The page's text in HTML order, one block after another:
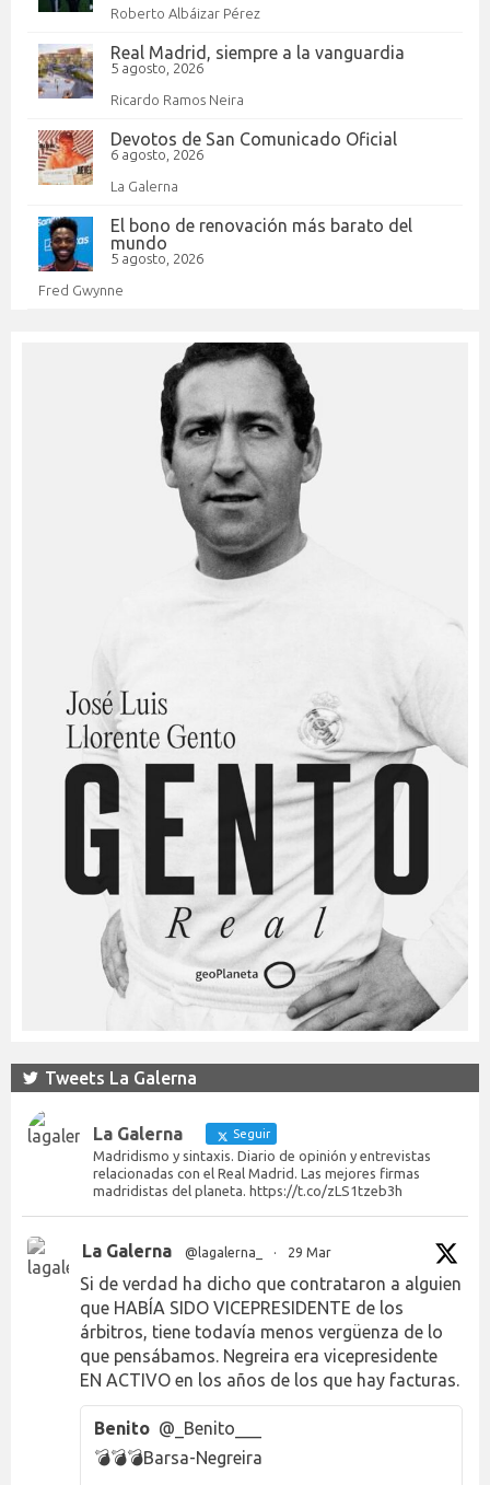
Roberto Albáizar Pérez
Real Madrid, siempre a la vanguardia
5 agosto, 2026
Ricardo Ramos Neira
Devotos de San Comunicado Oficial
6 agosto, 2026
La Galerna
El bono de renovación más barato del
mundo
5 agosto, 2026
Fred Gwynne
Tweets La Galerna
La Galerna Seguir
Madridismo y sintaxis. Diario de opinión y entrevistas
relacionadas con el Real Madrid. Las mejores firmas
madridistas del planeta. https://t.co/zLS1tzeb3h
La Galerna @lagalerna_ · 29 Mar
Si de verdad ha dicho que contrataron a alguien
que HABÍA SIDO VICEPRESIDENTE de los
árbitros, tiene todavía menos vergüenza de lo
que pensábamos. Negreira era vicepresidente
EN ACTIVO en los años de los que hay facturas.
Benito @_Benito___
💣💣💣Barsa-Negreira